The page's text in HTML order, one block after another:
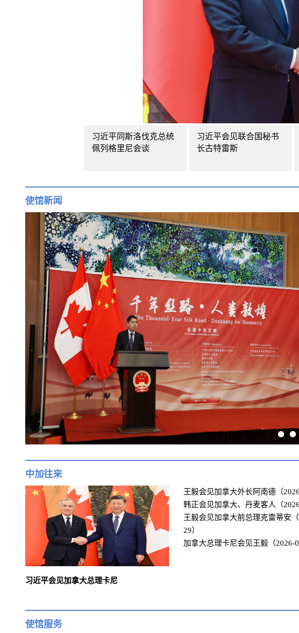
习近平同斯洛伐克总统
佩列格里尼会谈
习近平会见联合国秘书
长古特雷斯
使馆新闻
中加往来
习近平会见加拿大总理卡尼
王毅会见加拿大外长阿南德（
韩正会见加拿大、丹麦客人（
王毅会见加拿大前总理克雷蒂安
29）
加拿大总理卡尼会见王毅（2026-
使馆服务